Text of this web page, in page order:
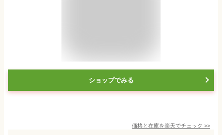
ショップでみる
価格と在庫を楽天でチェック >>